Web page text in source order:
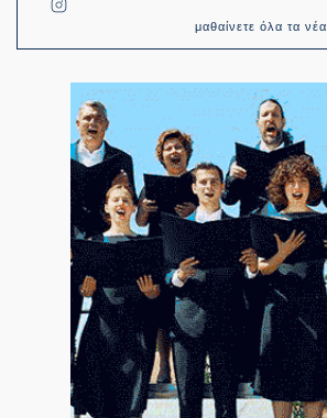
μαθαίνετε όλα τα νέα